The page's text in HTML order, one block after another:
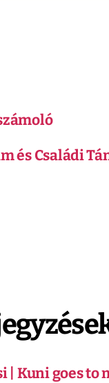
és Családi
| Kuni goes to